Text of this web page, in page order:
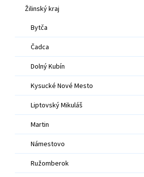
Žilinský kraj
Bytča
Čadca
Dolný Kubín
Kysucké Nové Mesto
Liptovský Mikuláš
Martin
Námestovo
Ružomberok